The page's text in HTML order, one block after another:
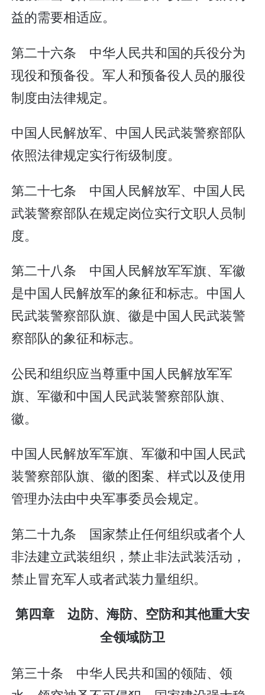
益的需要相适应。
第二十六条 中华人民共和国的兵役分为
现役和预备役。军人和预备役人员的服役
制度由法律规定。
中国人民解放军、中国人民武装警察部队
依照法律规定实行衔级制度。
第二十七条 中国人民解放军、中国人民
武装警察部队在规定岗位实行文职人员制
度。
第二十八条 中国人民解放军军旗、军徽
是中国人民解放军的象征和标志。中国人
民武装警察部队旗、徽是中国人民武装警
察部队的象征和标志。
公民和组织应当尊重中国人民解放军军
旗、军徽和中国人民武装警察部队旗、
徽。
中国人民解放军军旗、军徽和中国人民武
装警察部队旗、徽的图案、样式以及使用
管理办法由中央军事委员会规定。
第二十九条 国家禁止任何组织或者个人
非法建立武装组织，禁止非法武装活动，
禁止冒充军人或者武装力量组织。
第四章 边防、海防、空防和其他重大安
全领域防卫
第三十条 中华人民共和国的领陆、领